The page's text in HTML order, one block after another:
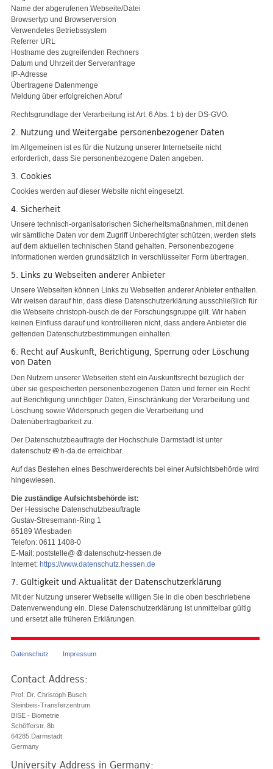
Name der abgerufenen Webseite/Datei
Browsertyp und Browserversion
Verwendetes Betriebssystem
Referrer URL
Hostname des zugreifenden Rechners
Datum und Uhrzeit der Serveranfrage
IP-Adresse
Übertragene Datenmenge
Meldung über erfolgreichen Abruf
Rechtsgrundlage der Verarbeitung ist Art. 6 Abs. 1 b) der DS-GVO.
2. Nutzung und Weitergabe personenbezogener Daten
Im Allgemeinen ist es für die Nutzung unserer Internetseite nicht
erforderlich, dass Sie personenbezogene Daten angeben.
3. Cookies
Cookies werden auf dieser Website nicht eingesetzt.
4. Sicherheit
Unsere technisch-organisatorischen Sicherheitsmaßnahmen, mit denen
wir sämtliche Daten vor dem Zugriff Unberechtigter schützen, werden stets
auf dem aktuellen technischen Stand gehalten. Personenbezogene
Informationen werden grundsätzlich in verschlüsselter Form übertragen.
5. Links zu Webseiten anderer Anbieter
Unsere Webseiten können Links zu Webseiten anderer Anbieter enthalten.
Wir weisen darauf hin, dass diese Datenschutzerklärung ausschließlich für
die Webseite christoph-busch.de der Forschungsgruppe gilt. Wir haben
keinen Einfluss darauf und kontrollieren nicht, dass andere Anbieter die
geltenden Datenschutzbestimmungen einhalten.
6. Recht auf Auskunft, Berichtigung, Sperrung oder Löschung
von Daten
Den Nutzern unserer Webseiten steht ein Auskunftsrecht bezüglich der
über sie gespeicherten personenbezogenen Daten und ferner ein Recht
auf Berichtigung unrichtiger Daten, Einschränkung der Verarbeitung und
Löschung sowie Widerspruch gegen die Verarbeitung und
Datenübertragbarkeit zu.
Der Datenschutzbeauftragte der Hochschule Darmstadt ist unter
datenschutz
h-da.de erreichbar.
Auf das Bestehen eines Beschwerderechts bei einer Aufsichtsbehörde wird
hingewiesen.
Die zuständige Aufsichtsbehörde ist:
Der Hessische Datenschutzbeauftragte
Gustav-Stresemann-Ring 1
65189 Wiesbaden
Telefon: 0611 1408-0
E-Mail: poststelle@
datenschutz-hessen.de
Internet: https://www.datenschutz.hessen.de
7. Gültigkeit und Aktualität der Datenschutzerklärung
Mit der Nutzung unserer Webseite willigen Sie in die oben beschriebene
Datenverwendung ein. Diese Datenschutzerklärung ist unmittelbar gültig
und ersetzt alle früheren Erklärungen.
Datenschutz Impressum
Contact Address:
Prof. Dr. Christoph Busch
Steinbeis-Transferzentrum
BISE - Biometrie
Schöfferstr. 8b
64285 Darmstadt
Germany
University Address in Germany: